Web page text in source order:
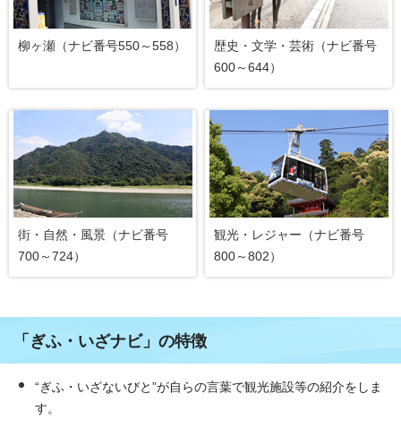
柳ヶ瀬（ナビ番号550～558）
歴史・文学・芸術（ナビ番号
600～644）
街・自然・風景（ナビ番号
700～724）
観光・レジャー（ナビ番号
800～802）
「ぎふ・いざナビ」の特徴
“ぎふ・いざないびと”が自らの言葉で観光施設等の紹介をしま
す。